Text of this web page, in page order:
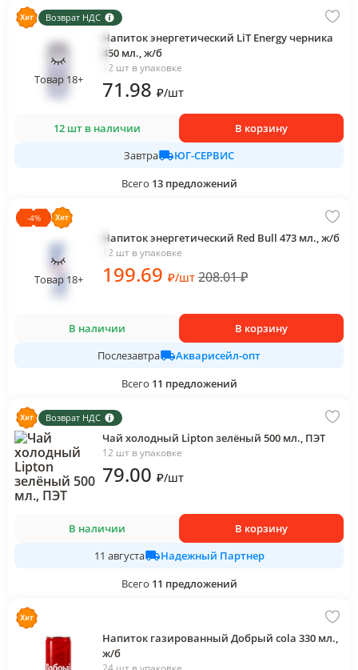
Возврат НДС
Товар 18+
Напиток энергетический LiT Energy черника
450 мл., ж/б
12 шт в упаковке
71.98 ₽/шт
12 шт в наличии
В корзину
Завтра
ЮГ-СЕРВИС
Всего 13 предложений
-4%
Товар 18+
Напиток энергетический Red Bull 473 мл., ж/б
12 шт в упаковке
199.69 ₽/шт 208.01₽
В наличии
В корзину
Послезавтра
Акварисейл-опт
Всего 11 предложений
Возврат НДС
Чай холодный Lipton зелёный 500 мл., ПЭТ
12 шт в упаковке
79.00 ₽/шт
В наличии
В корзину
11 августа
Надежный Партнер
Всего 11 предложений
Напиток газированный Добрый cola 330 мл.,
ж/б